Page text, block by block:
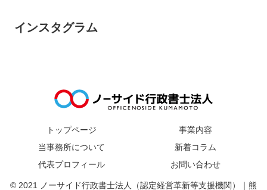
インスタグラム
トップページ
事業内容
当事務所について
新着コラム
代表プロフィール
お問い合わせ
© 2021 ノーサイド行政書士法人（認定経営革新等支援機関）｜熊